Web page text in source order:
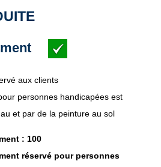
aux clients
personnes handicapées est
et par de la peinture au sol
: 100
réservé pour personnes